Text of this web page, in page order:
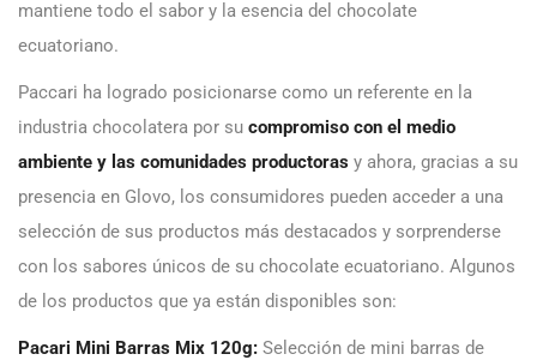
mantiene todo el sabor y la esencia del chocolate
ecuatoriano.
Paccari ha logrado posicionarse como un referente en la
industria chocolatera por su compromiso con el medio
ambiente y las comunidades productoras y ahora, gracias a su
presencia en Glovo, los consumidores pueden acceder a una
selección de sus productos más destacados y sorprenderse
con los sabores únicos de su chocolate ecuatoriano. Algunos
de los productos que ya están disponibles son:
Pacari Mini Barras Mix 120g: Selección de mini barras de